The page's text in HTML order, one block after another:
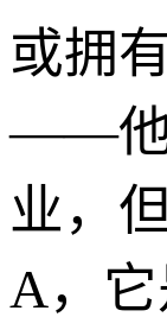
或拥
——他
业，
A，